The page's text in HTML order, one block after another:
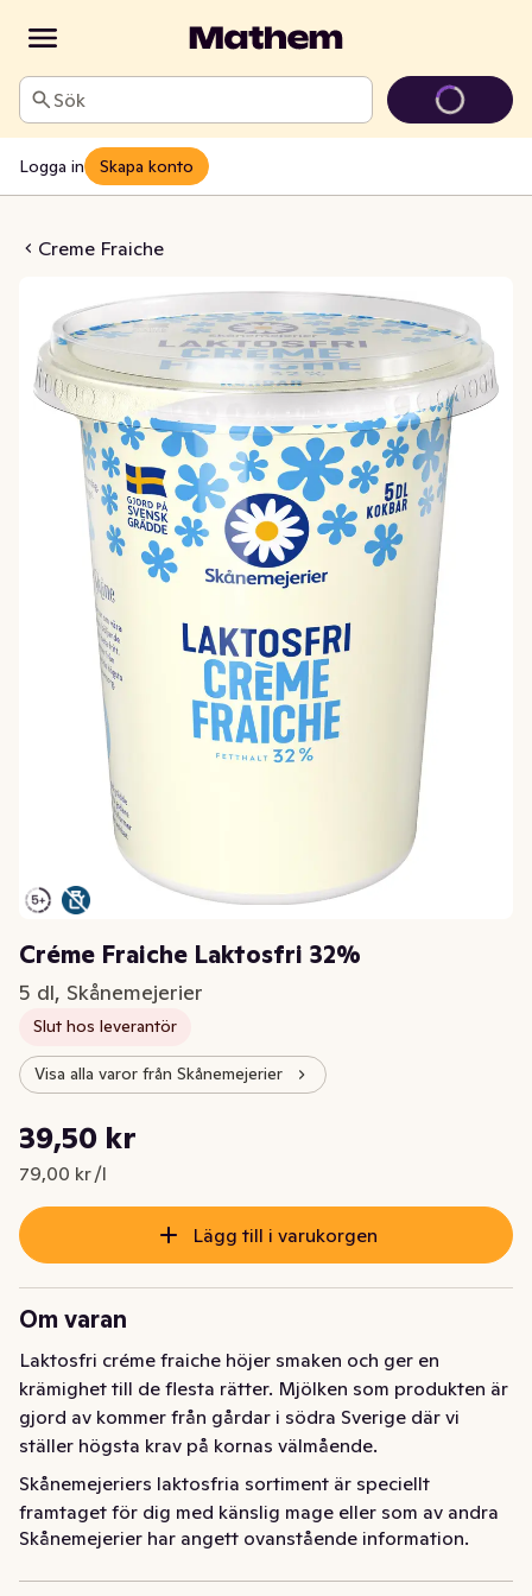
Sök
Logga in Skapa konto
Creme Fraiche
Laktosfri 32%
Créme Fraiche Laktosfri 32%
5 dl, Skånemejerier
Slut hos leverantör
Visa alla varor från Skånemejerier
Nuvarande pris är: 39,50 kr
39,50 kr
79,00 kr /l
Styckpris: 79,00 kr /l
Lägg till i varukorgen
Om varan
Laktosfri créme fraiche höjer smaken och ger en
krämighet till de flesta rätter. Mjölken som produkten är
gjord av kommer från gårdar i södra Sverige där vi
ställer högsta krav på kornas välmående.
Skånemejeriers laktosfria sortiment är speciellt
framtaget för dig med känslig mage eller som av andra
skäl väljer bort laktos. Laktosfri Crème Fraiche är en
Skånemejerier har angett ovanstående information.